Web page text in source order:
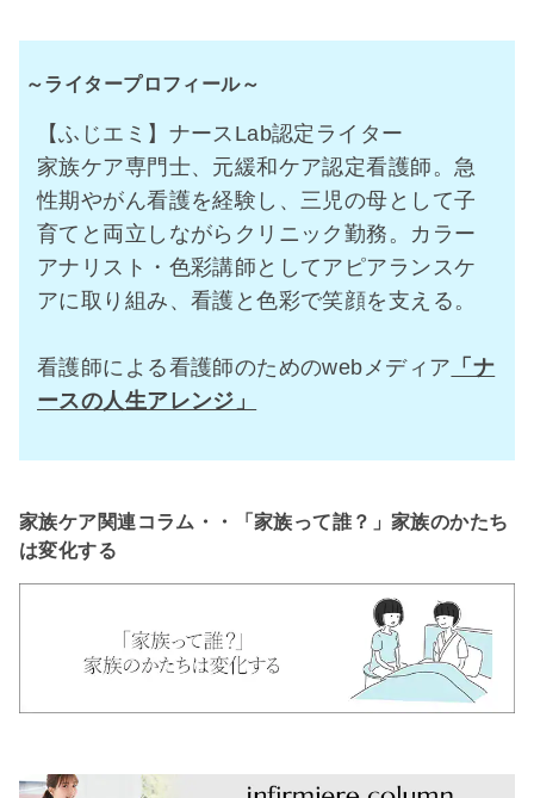
～ライタープロフィール～
【ふじエミ】ナースLab認定ライター
家族ケア専門士、元緩和ケア認定看護師。急
性期やがん看護を経験し、三児の母として子
育てと両立しながらクリニック勤務。カラー
アナリスト・色彩講師としてアピアランスケ
アに取り組み、看護と色彩で笑顔を支える。
看護師による看護師のためのwebメディア 「ナ
ースの人生アレンジ」
家族ケア関連コラム・・「家族って誰？」家族のかたち
は変化する